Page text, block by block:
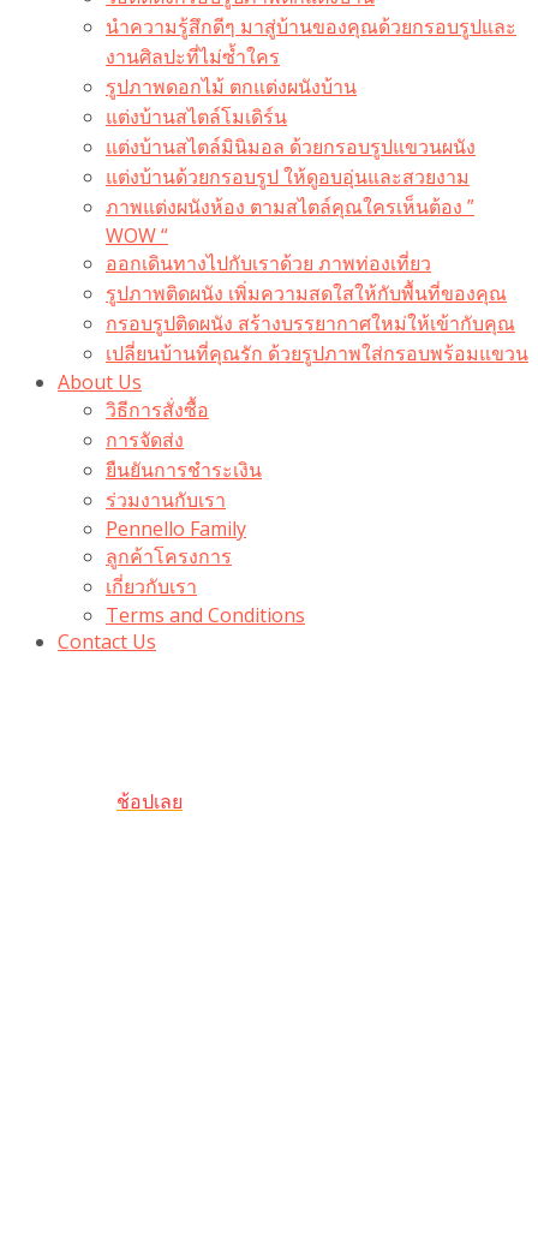
นำความรู้สึกดีๆ มาสู่บ้านของคุณด้วยกรอบรูปและ
งานศิลปะที่ไม่ซ้ำใคร
รูปภาพดอกไม้ ตกแต่งผนังบ้าน
แต่งบ้านสไตล์โมเดิร์น
แต่งบ้านสไตล์มินิมอล ด้วยกรอบรูปแขวนผนัง
แต่งบ้านด้วยกรอบรูป ให้ดูอบอุ่นและสวยงาม
ภาพแต่งผนังห้อง ตามสไตล์คุณใครเห็นต้อง ”
WOW “
ออกเดินทางไปกับเราด้วย ภาพท่องเที่ยว
รูปภาพติดผนัง เพิ่มความสดใสให้กับพื้นที่ของคุณ
กรอบรูปติดผนัง สร้างบรรยากาศใหม่ให้เข้ากับคุณ
เปลี่ยนบ้านที่คุณรัก ด้วยรูปภาพใส่กรอบพร้อมแขวน​
About Us
วิธีการสั่งซื้อ
การจัดส่ง
ยืนยันการชำระเงิน
ร่วมงานกับเรา
Pennello Family
ลูกค้าโครงการ
เกี่ยวกับเรา
Terms and Conditions
Contact Us
ช้อปเลย